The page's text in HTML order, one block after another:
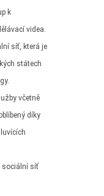
k
videa.
síť, která je
státech
včetně
díky
sociální síť